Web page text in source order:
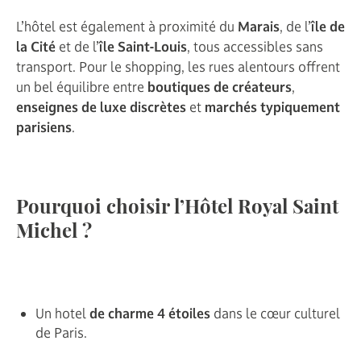
L’hôtel est également à proximité du Marais, de l’île de
la Cité et de l’île Saint-Louis, tous accessibles sans
transport. Pour le shopping, les rues alentours offrent
un bel équilibre entre boutiques de créateurs,
enseignes de luxe discrètes et marchés typiquement
parisiens.
Pourquoi choisir l’Hôtel Royal Saint
Michel ?
Un hotelde charme 4 étoiles dans le cœur culturel
de Paris.